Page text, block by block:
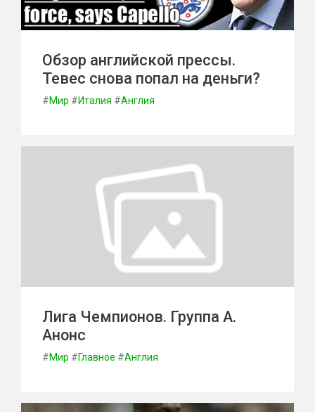
Обзор английской прессы.
Тевес снова попал на деньги?
#Мир #Италия #Англия
Лига Чемпионов. Группа A.
Анонс
#Мир #Главное #Англия